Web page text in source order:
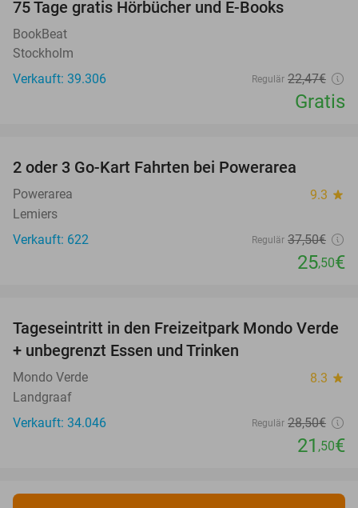
75 Tage gratis Hörbücher und E-Books
BookBeat
Stockholm
Verkauft: 39.306
Regulär 22,47€
Gratis
2 oder 3 Go-Kart Fahrten bei Powerarea
Powerarea 9.3 star
Lemiers
Verkauft: 622
Regulär 37,50€
25,50€
25%
Tageseintritt in den Freizeitpark Mondo Verde
+ unbegrenzt Essen und Trinken
Mondo Verde 8.3 star
Landgraaf
Verkauft: 34.046
Regulär 28,50€
21 ,50€